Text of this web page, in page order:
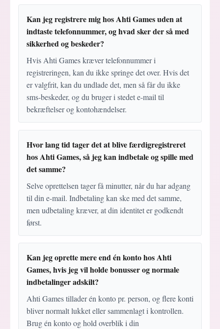
Kan jeg registrere mig hos Ahti Games uden at
indtaste telefonnummer, og hvad sker der så med
sikkerhed og beskeder?
Hvis Ahti Games kræver telefonnummer i
registreringen, kan du ikke springe det over. Hvis det
er valgfrit, kan du undlade det, men så får du ikke
sms-beskeder, og du bruger i stedet e-mail til
bekræftelser og kontohændelser.
Hvor lang tid tager det at blive færdigregistreret
hos Ahti Games, så jeg kan indbetale og spille med
det samme?
Selve oprettelsen tager få minutter, når du har adgang
til din e-mail. Indbetaling kan ske med det samme,
men udbetaling kræver, at din identitet er godkendt
først.
Kan jeg oprette mere end én konto hos Ahti
Games, hvis jeg vil holde bonusser og normale
indbetalinger adskilt?
Ahti Games tillader én konto pr. person, og flere konti
bliver normalt lukket eller sammenlagt i kontrollen.
Brug én konto og hold overblik i din